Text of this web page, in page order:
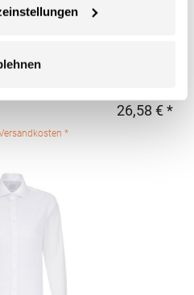
Langarmhemd Boston
mit zwei Knöpfen und mit
Baumwolle / 30%
Shirt Boston Long
Herst.-Nr.:
26,58 € *
*